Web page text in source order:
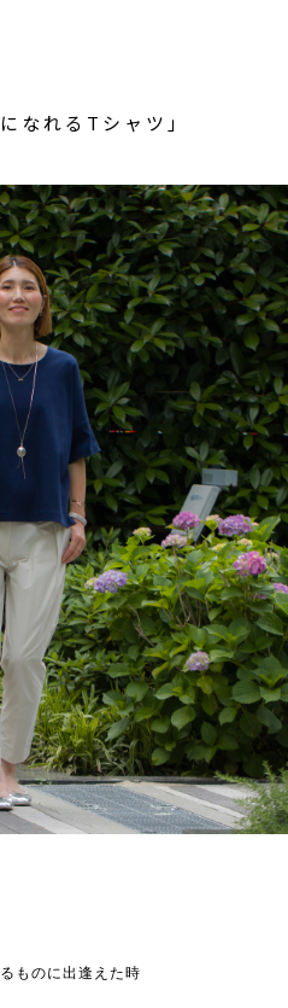
なれるTシャツ」
ものに出逢えた時